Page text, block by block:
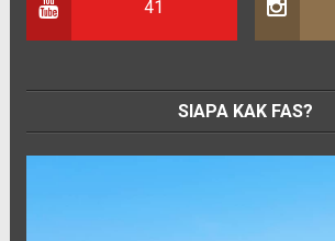
41
SIAPA KAK FAS?